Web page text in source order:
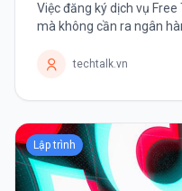
Việc đăng ký dịch vụ
mà không cần ra ngân
(Amazon Web Services)
techtalk.vn
Lập trình